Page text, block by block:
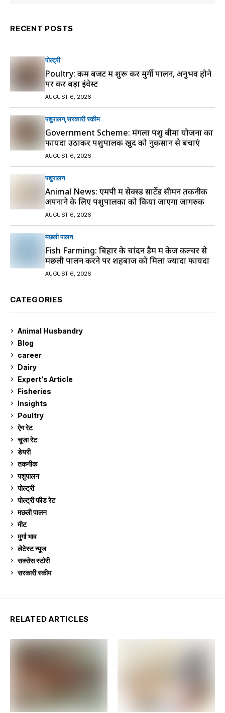
RECENT POSTS
पोल्ट्री
Poultry: कम बजट में शुरू करें मुर्गी पालन, अनुभव होने
पर करें बड़ा इंवेस्ट
AUGUST 6, 2026
पशुपालन सरकारी स्की‍म
Government Scheme: मंगला पशु बीमा योजना का
फायदा उठाकर पशुपालक खुद को नुकसान से बचाएं
AUGUST 6, 2026
पशुपालन
Animal News: एमपी में सेक्स्ड सार्टेड सीमन तकनीक
अपनाने के लिए पशुपालकों को किया जाएगा जागरुक
AUGUST 6, 2026
मछली पालन
Fish Farming: बिहार के चांदन डैम में केज कल्चर से
मछली पालन करने पर शहबाज को मिला ज्यादा फायदा
AUGUST 6, 2026
CATEGORIES
Animal Husbandry
Blog
career
Dairy
Expert's Article
Fisheries
Insights
Poultry
ऐग रेट
चूजा रेट
डेयरी
तकनीक
पशुपालन
पोल्ट्री
पोल्ट्री फीड रेट
मछली पालन
मीट
मुर्गा भाव
लेटेस्ट न्यूज
सक्सेस स्टो‍री
सरकारी स्की‍म
RELATED ARTICLES